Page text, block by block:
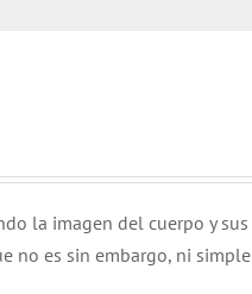
la imagen del cuerpo y sus
no es sin embargo, ni simple